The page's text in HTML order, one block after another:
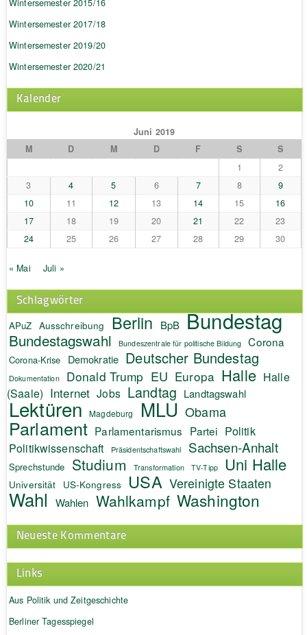
Wintersemester 2015/16
Wintersemester 2017/18
Wintersemester 2019/20
Wintersemester 2020/21
Kalender
Juni 2019
M
D M D F S
S
1
2
3
4 5 6 7 8
9
10
11 12 13 14 15
16
17
18 19 20 21 22
23
24
25 26 27 28 29 30
« Mai Juli »
Schlagwörter
APuZ Ausschreibung Berlin BpB Bundestag
Bundestagswahl Bundeszentrale für politische Bildung Corona
Corona-Krise Demokratie Deutscher Bundestag
Dokumentation Donald Trump EU Europa Halle Halle
(Saale) Internet Jobs Landtag Landtagswahl
Lektüren Magdeburg MLU Obama
Parlament Parlamentarismus Partei Politik
Politikwissenschaft Präsidentschaftswahl Sachsen-Anhalt
Sprechstunde Studium Transformation TV-Tipp Uni Halle
Universität US-Kongress USA Vereinigte Staaten
Wahl Wahlen Wahlkampf Washington
Neueste Kommentare
Links
Aus Politik und Zeitgeschichte
Berliner Tagesspiegel